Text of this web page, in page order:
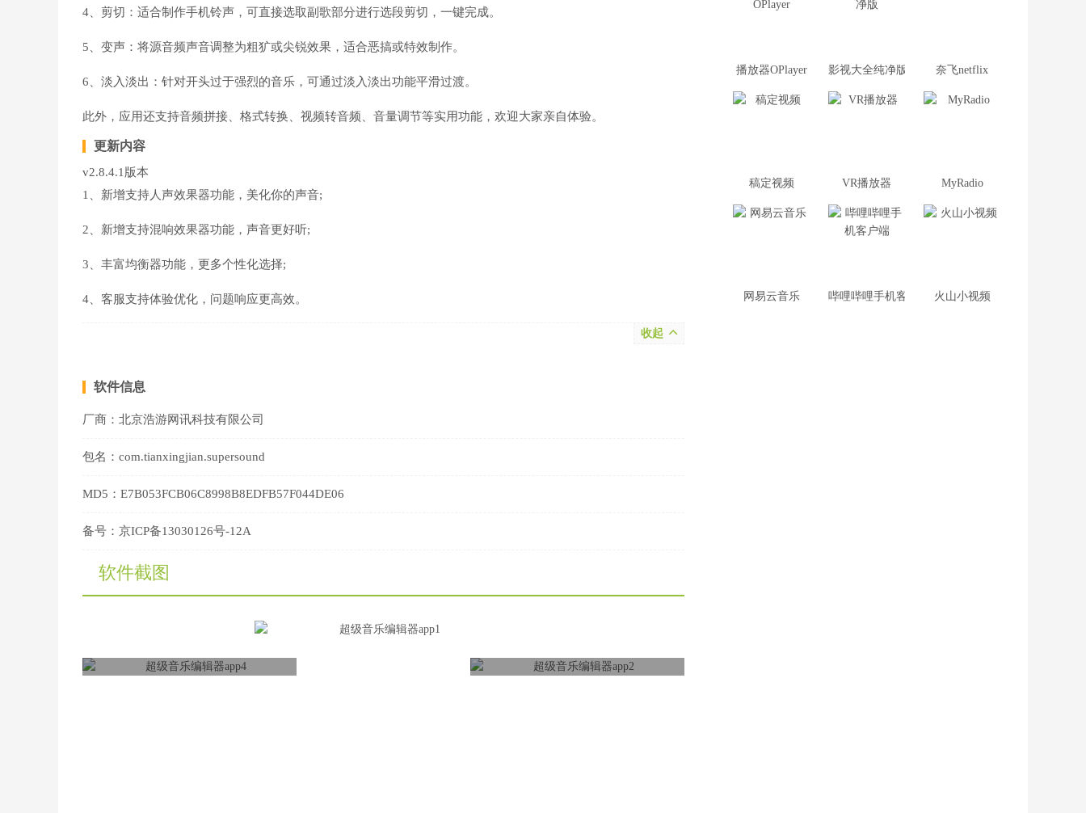
4、剪切：适合制作手机铃声，可直接选取副歌部分进行选段剪切，一键完成。
5、变声：将源音频声音调整为粗犷或尖锐效果，适合恶搞或特效制作。
6、淡入淡出：针对开头过于强烈的音乐，可通过淡入淡出功能平滑过渡。
此外，应用还支持音频拼接、格式转换、视频转音频、音量调节等实用功能，欢迎大家亲自体验。
更新内容
v2.8.4.1版本
1、新增支持人声效果器功能，美化你的声音;
2、新增支持混响效果器功能，声音更好听;
3、丰富均衡器功能，更多个性化选择;
4、客服支持体验优化，问题响应更高效。
收起
软件信息
厂商： 北京浩游网讯科技有限公司
包名： com.tianxingjian.supersound
MD5： E7B053FCB06C8998B8EDFB57F044DE06
备号： 京ICP备13030126号-12A
软件截图
播放器OPlayer 影视大全纯净版 奈飞netflix
稿定视频 VR播放器 MyRadio
网易云音乐 哔哩哔哩手机客户端 火山小视频